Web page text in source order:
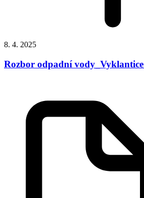
8. 4. 2025
Rozbor odpadní